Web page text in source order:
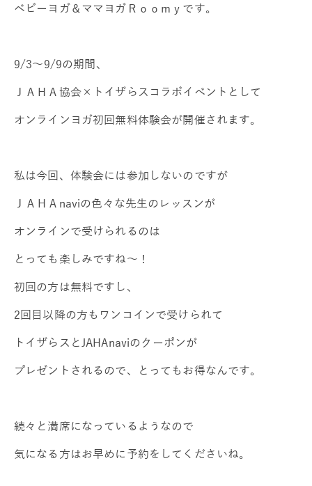
ベビーヨガ＆ママヨガＲｏｏｍｙです。
9/3～9/9の期間、
ＪＡＨＡ協会×トイザらスコラボイベントとして
オンラインヨガ初回無料体験会が開催されます。
私は今回、体験会には参加しないのですが
ＪＡＨＡnaviの色々な先生のレッスンが
オンラインで受けられるのは
とっても楽しみですね～！
初回の方は無料ですし、
2回目以降の方もワンコインで受けられて
トイザらスとJAHAnaviのクーポンが
プレゼントされるので、とってもお得なんです。
続々と満席になっているようなので
気になる方はお早めに予約をしてくださいね。